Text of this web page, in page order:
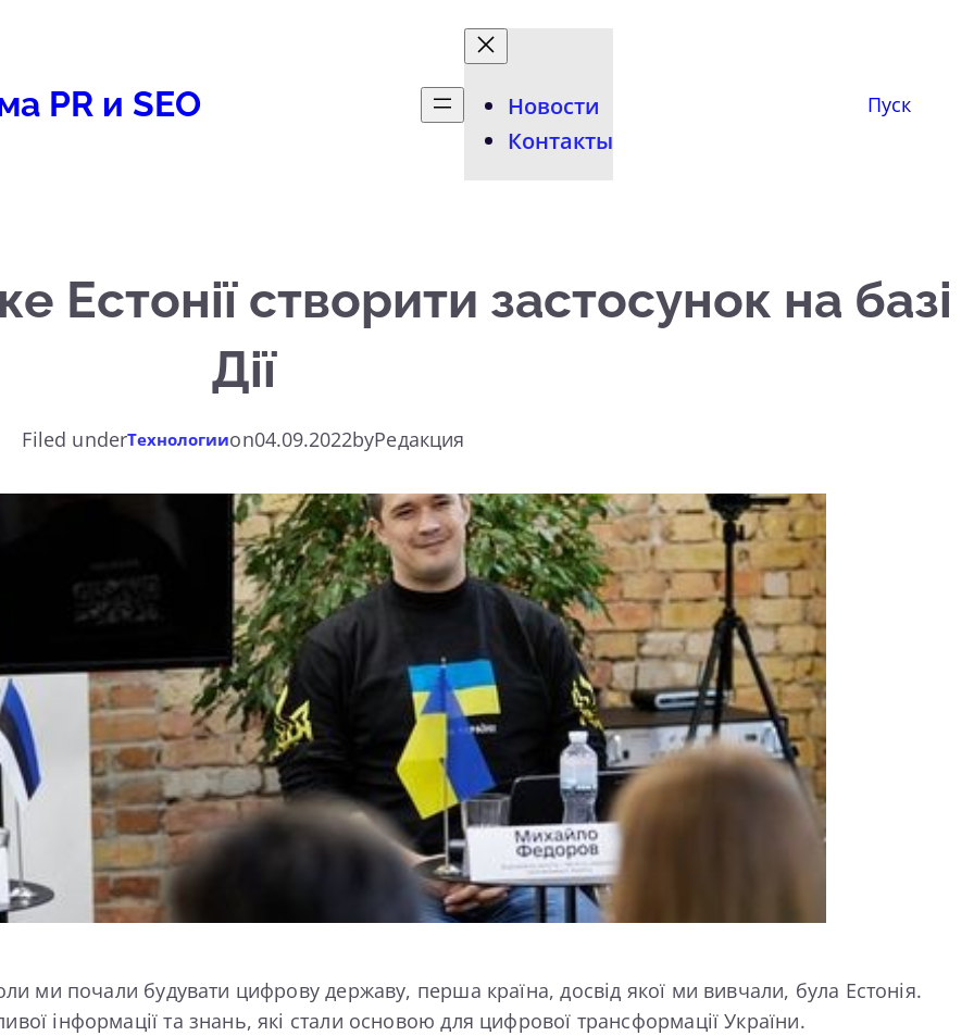
PR и SEO
Новости
Контакты
Пуск
створити застосунок на базі
Дії
Filed underТехнологииon04.09.2022byРедакция
ми почали будувати цифрову державу, перша країна, досвід якої ми вивчали, була Естонія.
інформації та знань, які стали основою для цифрової трансформації України.